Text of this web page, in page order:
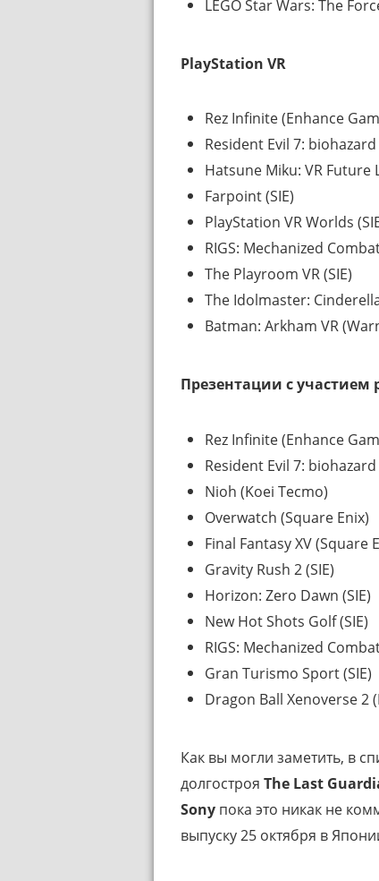
LEGO Star Wars: The
PlayStation VR
Rez Infinite (Enhance
Resident Evil 7:
Hatsune Miku: VR Future
Farpoint (SIE)
PlayStation VR Worlds
RIGS: Mechanized
The Playroom VR (SIE)
The Idolmaster:
Batman: Arkham VR
Презентации с участием
Rez Infinite (Enhance
Resident Evil 7:
Nioh (Koei Tecmo)
Overwatch (Square Enix)
Final Fantasy XV (Square
Gravity Rush 2 (SIE)
Horizon: Zero Dawn (SIE)
New Hot Shots Golf (SIE)
RIGS: Mechanized
Gran Turismo Sport (SIE)
Dragon Ball Xenoverse 2
Как вы могли заметить, в
долгостроя The Last
Sony пока это никак не
выпуску 25 октября в